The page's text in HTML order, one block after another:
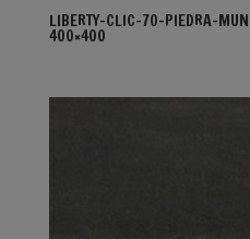
LIBERTY-CLIC-70-PIEDRA-
400×400